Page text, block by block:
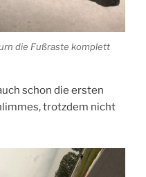
die Fußraste komplett
schon die ersten
trotzdem nicht